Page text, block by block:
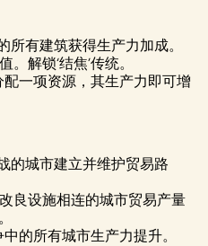
所有建筑获得生产力加成。
解锁‘结焦’传统。
一项资源，其生产力即可增
的城市建立并维护贸易路
良设施相连的城市贸易产量
的所有城市生产力提升。